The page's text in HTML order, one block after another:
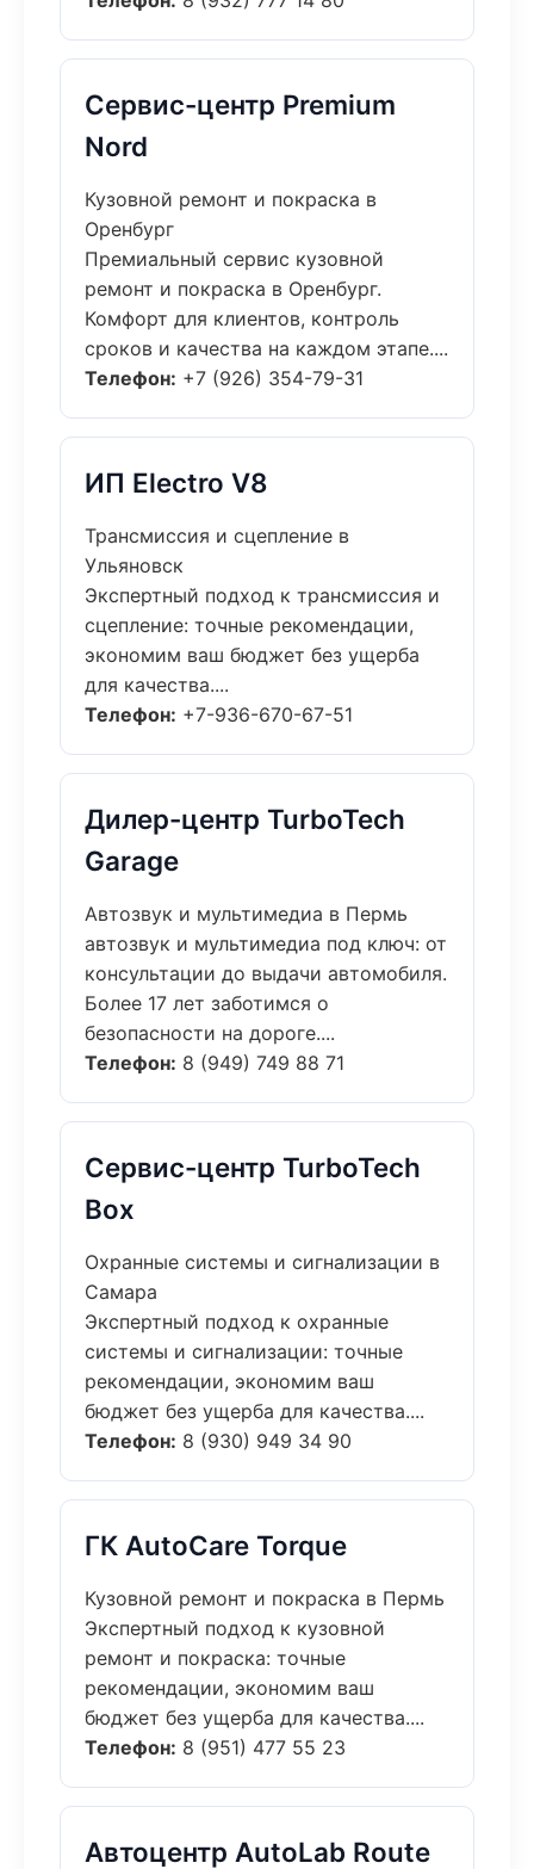
Сервис-центр Premium
Nord
Кузовной ремонт и покраска в
Оренбург
Премиальный сервис кузовной
ремонт и покраска в Оренбург.
Комфорт для клиентов, контроль
сроков и качества на каждом этапе....
Телефон: +7 (926) 354-79-31
ИП Electro V8
Трансмиссия и сцепление в
Ульяновск
Экспертный подход к трансмиссия и
сцепление: точные рекомендации,
экономим ваш бюджет без ущерба
для качества....
Телефон: +7-936-670-67-51
Дилер-центр TurboTech
Garage
Автозвук и мультимедиа в Пермь
автозвук и мультимедиа под ключ: от
консультации до выдачи автомобиля.
Более 17 лет заботимся о
безопасности на дороге....
Телефон: 8 (949) 749 88 71
Сервис-центр TurboTech
Box
Охранные системы и сигнализации в
Самара
Экспертный подход к охранные
системы и сигнализации: точные
рекомендации, экономим ваш
бюджет без ущерба для качества....
Телефон: 8 (930) 949 34 90
ГК AutoCare Torque
Кузовной ремонт и покраска в Пермь
Экспертный подход к кузовной
ремонт и покраска: точные
рекомендации, экономим ваш
бюджет без ущерба для качества....
Телефон: 8 (951) 477 55 23
Автоцентр AutoLab Route